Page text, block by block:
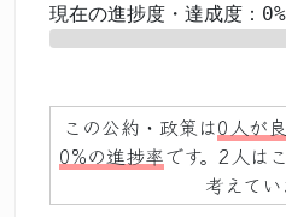
現在の進捗度・達成度：0%
この公約・政策は0人が
0%の進捗率です。2人は
考えてい